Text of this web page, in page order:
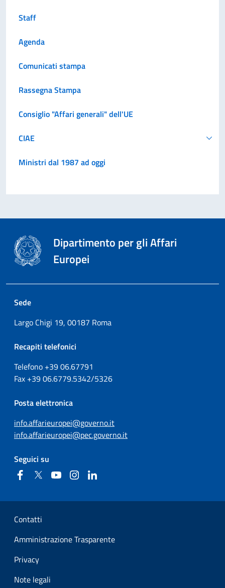
Staff
Agenda
Comunicati stampa
Rassegna Stampa
Consiglio "Affari generali" dell'UE
CIAE
Ministri dal 1987 ad oggi
Dipartimento per gli Affari
Europei
Sede
Largo Chigi 19, 00187 Roma
Recapiti telefonici
Telefono +3906.67791
Fax +3906.6779.5342/5326
Posta elettronica
info.affarieuropei@governo.it
info.affarieuropei@pec.governo.it
Seguici su
FacebookTwitter YouTubeInstagram
Sezione Link Utili
Contatti
Amministrazione Trasparente
Privacy
Note legali